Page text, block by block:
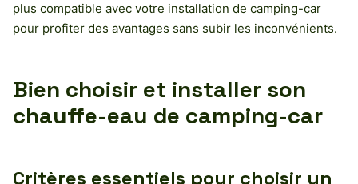
plus compatible avec votre installation de camping-car
pour profiter des avantages sans subir les inconvénients.
Bien choisir et installer son
chauffe-eau de camping-car
Critères essentiels pour choisir un